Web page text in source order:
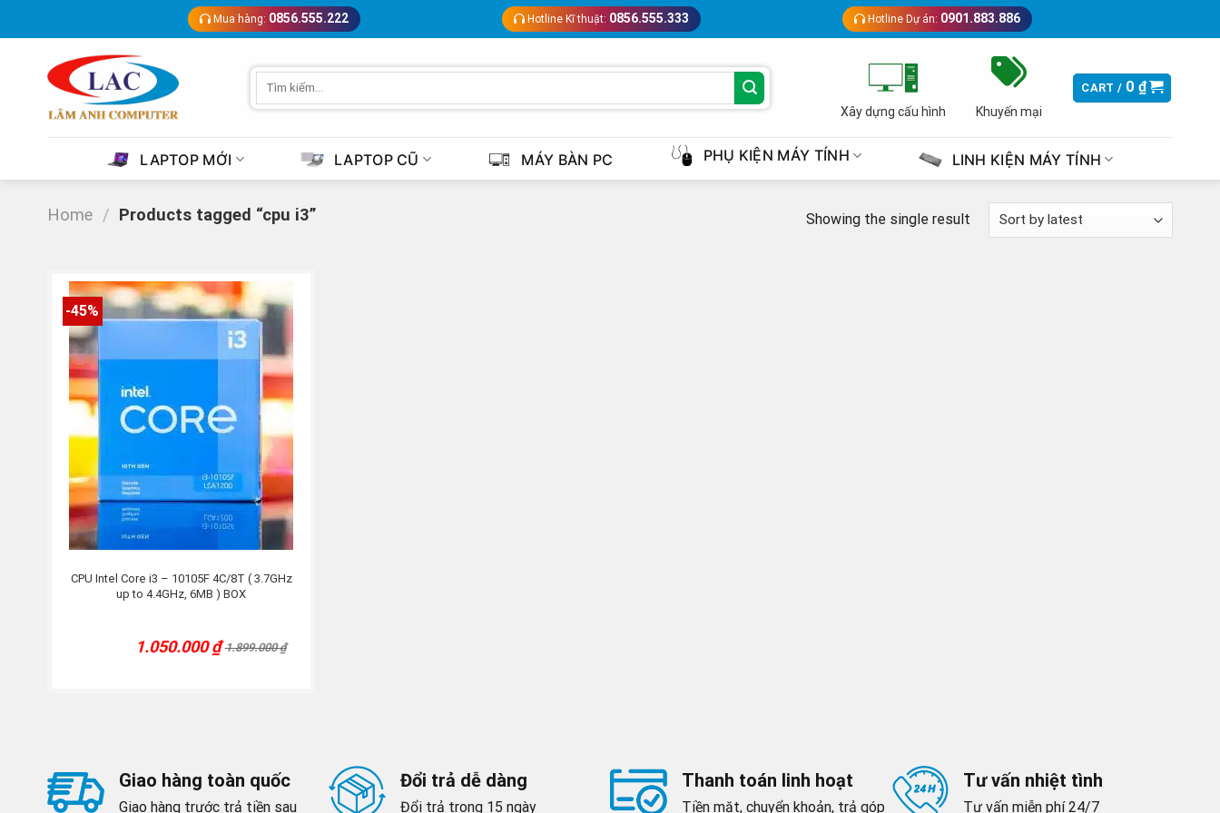
Mua hàng: 0856.555.222 Hotline Kĩ thuật: 0856.555.333 Hotline Dự án: 0901.883.886
for:
Xây dựng cấu hình Khuyến mại
CART / 0 ₫
LAPTOP MỚI LAPTOP CŨ MÁY BÀN PC PHỤ KIỆN MÁY TÍNH LINH KIỆN MÁY TÍNH
Home / Products tagged “cpu i3” Showing the single result
-45%
CPU Intel Core i3 – 10105F 4C/8T ( 3.7GHz
up to 4.4GHz, 6MB ) BOX
1.899.000₫
Original
1.050.000₫
Current
Giao hàng toàn quốc
Giao hàng trước trả tiền sau
Đổi trả dễ dàng
Đổi trả trong 15 ngày
Thanh toán linh hoạt
Tiền mặt, chuyển khoản, trả góp
Tư vấn nhiệt tình
Tư vấn miễn phí 24/7